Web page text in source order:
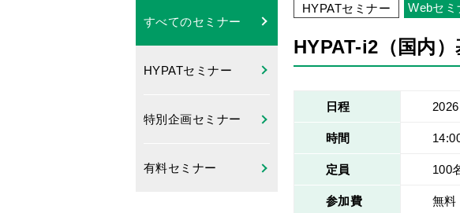
すべてのセミナー
HYPATセミナー
特別企画セミナー
有料セミナー
HYPATセミナー Webセミ
HYPAT-i2（国内
日程
時間
定員 100
参加費 無料